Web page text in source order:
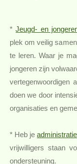
*Jeugd- en
plek om veilig
te leren. Waar je
jongeren zijn
vertegenwoordigen
doen we door
organisaties en
* Heb je
vrijwilligers staan
ondersteuning.